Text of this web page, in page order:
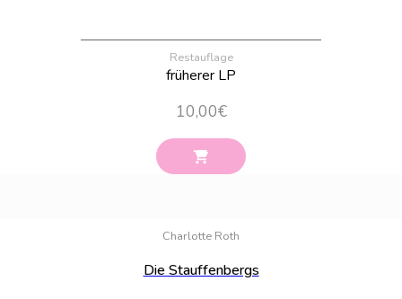
Restauflage
früherer LP
10,00€
Charlotte Roth
Die Stauffenbergs